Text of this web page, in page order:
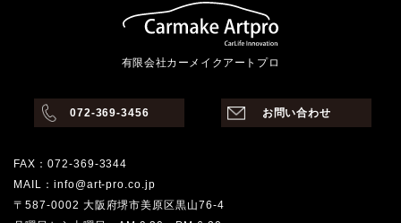
有限会社カーメイクアートプロ
072-369-3456 お問い合わせ
FAX：072-369-3344
MAIL：info@art-pro.co.jp
〒587-0002 大阪府堺市美原区黒山76-4